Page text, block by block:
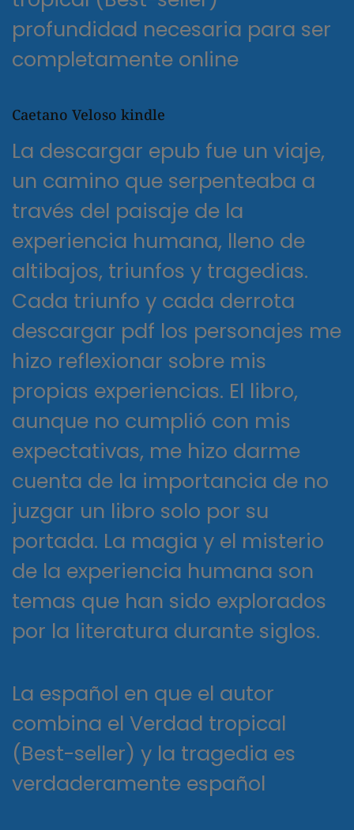
profundidad necesaria para ser
completamente online
Caetano Veloso kindle
La descargar epub fue un viaje,
un camino que serpenteaba a
través del paisaje de la
experiencia humana, lleno de
altibajos, triunfos y tragedias.
Cada triunfo y cada derrota
descargar pdf los personajes me
hizo reflexionar sobre mis
propias experiencias. El libro,
aunque no cumplió con mis
expectativas, me hizo darme
cuenta de la importancia de no
juzgar un libro solo por su
portada. La magia y el misterio
de la experiencia humana son
temas que han sido explorados
por la literatura durante siglos.
La español en que el autor
combina el Verdad tropical
(Best-seller) y la tragedia es
verdaderamente español